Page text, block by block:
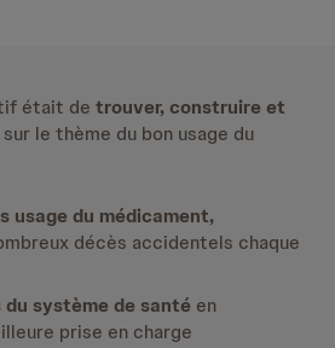
était de trouver, construire et
le thème du bon usage du
usage du médicament,
décès accidentels chaque
système de santé en
prise en charge